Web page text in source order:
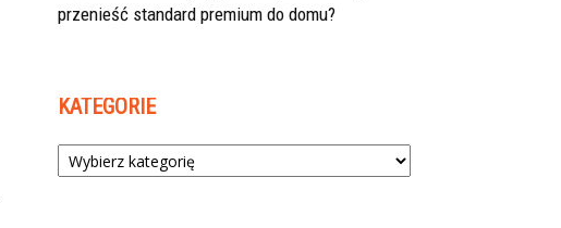
przenieść standard premium do domu?
KATEGORIE
Kategorie